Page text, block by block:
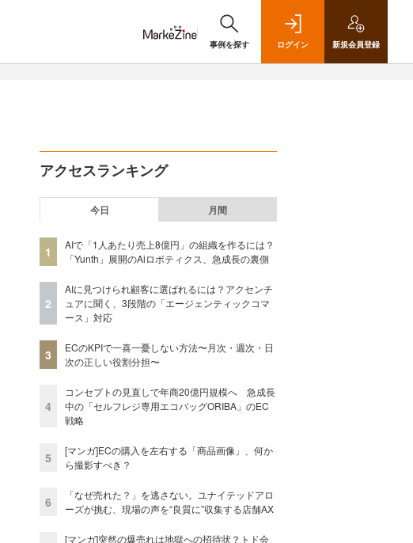
事例を探す ログイン 新規会員登録
アクセスランキング
今日 月間
1
AIで「1人あたり売上8億円」の組織を作るには？
「Yunth」展開のAiロボティクス、急成長の裏側
2
AIに見つけられ顧客に選ばれるには？アクセンチ
ュアに聞く、3段階の「エージェンティックコマ
ース」対応
3
ECのKPIで一喜一憂しない方法〜月次・週次・日
次の正しい役割分担〜
4
コンセプトの見直しで年商20億円規模へ 急成長
中の「セルフレジ専用エコバッグORIBA」のEC
戦略
5
[マンガ]ECの購入を左右する「商品画像」、何か
ら撮影すべき？
6
「なぜ売れた？」を逃さない。ユナイテッドアロ
ーズが挑む、現場の声を“良質に”収集する店舗AX
[マンガ]突然の爆売れは地獄への招待状？トド会